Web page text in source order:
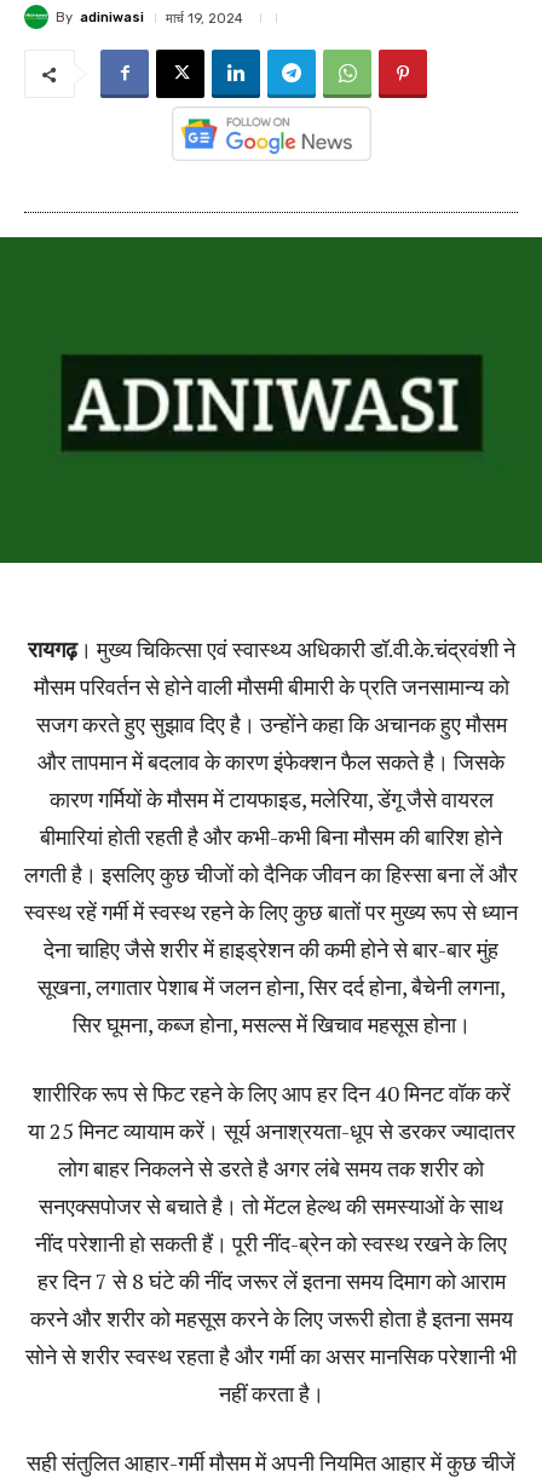
By adiniwasi मार्च 19, 2024
रायगढ़। मुख्य चिकित्सा एवं स्वास्थ्य अधिकारी डॉ.वी.के.चंद्रवंशी ने
मौसम परिवर्तन से होने वाली मौसमी बीमारी के प्रति जनसामान्य को
सजग करते हुए सुझाव दिए है। उन्होंने कहा कि अचानक हुए मौसम
और तापमान में बदलाव के कारण इंफेक्शन फैल सकते है। जिसके
कारण गर्मियों के मौसम में टायफाइड, मलेरिया, डेंगू जैसे वायरल
बीमारियां होती रहती है और कभी-कभी बिना मौसम की बारिश होने
लगती है। इसलिए कुछ चीजों को दैनिक जीवन का हिस्सा बना लें और
स्वस्थ रहें गर्मी में स्वस्थ रहने के लिए कुछ बातों पर मुख्य रूप से ध्यान
देना चाहिए जैसे शरीर में हाइड्रेशन की कमी होने से बार-बार मुंह
सूखना, लगातार पेशाब में जलन होना, सिर दर्द होना, बैचेनी लगना,
सिर घूमना, कब्ज होना, मसल्स में खिचाव महसूस होना।
शारीरिक रूप से फिट रहने के लिए आप हर दिन 40 मिनट वॉक करें
या 25 मिनट व्यायाम करें। सूर्य अनाश्रयता-धूप से डरकर ज्यादातर
लोग बाहर निकलने से डरते है अगर लंबे समय तक शरीर को
सनएक्सपोजर से बचाते है। तो मेंटल हेल्थ की समस्याओं के साथ
नींद परेशानी हो सकती हैं। पूरी नींद-ब्रेन को स्वस्थ रखने के लिए
हर दिन 7 से 8 घंटे की नींद जरूर लें इतना समय दिमाग को आराम
करने और शरीर को महसूस करने के लिए जरूरी होता है इतना समय
सोने से शरीर स्वस्थ रहता है और गर्मी का असर मानसिक परेशानी भी
नहीं करता है।
सही संतुलित आहार-गर्मी मौसम में अपनी नियमित आहार में कुछ चीजें